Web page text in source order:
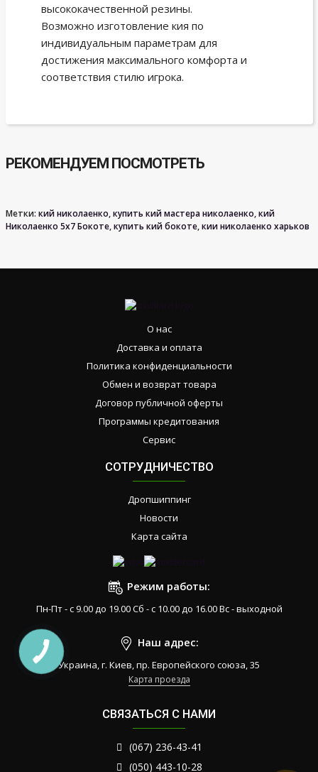
высококачественной резины.
Возможно изготовление кия по
индивидуальным параметрам для
достижения максимального комфорта и
соответствия стилю игрока.
РЕКОМЕНДУЕМ ПОСМОТРЕТЬ
Метки: кий николаенко,купить кий мастера николаенко,кий
Николаенко 5х7 Бокоте,купить кий бокоте,кии николаенко харьков
О нас
Доставка и оплата
Политика конфиденциальности
Обмен и возврат товара
Договор публичной оферты
Программы кредитования
Сервис
СОТРУДНИЧЕСТВО
Дропшиппинг
Новости
Карта сайта
Режим работы:
Пн-Пт - с 9.00 до 19.00 Сб - с 10.00 до 16.00 Вс - выходной
Наш адрес:
Украина, г. Киев, пр. Европейского союза, 35
Карта проезда
СВЯЗАТЬСЯ С НАМИ
(067) 236-43-41
(050) 443-10-28